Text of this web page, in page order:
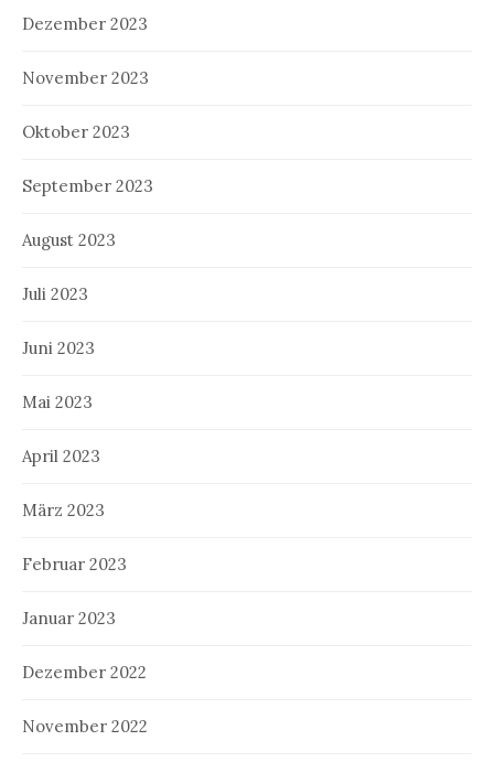
Dezember 2023
November 2023
Oktober 2023
September 2023
August 2023
Juli 2023
Juni 2023
Mai 2023
April 2023
März 2023
Februar 2023
Januar 2023
Dezember 2022
November 2022